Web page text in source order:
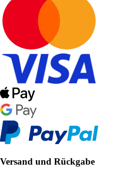
Versand und Rückgabe